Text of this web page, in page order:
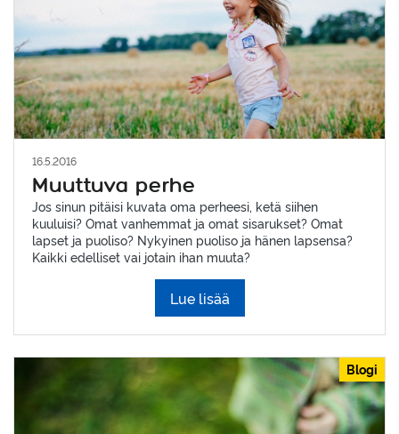
16.5.2016
Muuttuva perhe
Jos sinun pitäisi kuvata oma perheesi, ketä siihen
kuuluisi? Omat vanhemmat ja omat sisarukset? Omat
lapset ja puoliso? Nykyinen puoliso ja hänen lapsensa?
Kaikki edelliset vai jotain ihan muuta?
Lue lisää
Blogi